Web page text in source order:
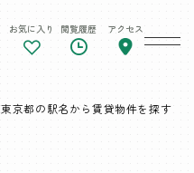
お気に入り 閲覧履歴 アクセス
東京都の駅名から賃貸物件を探す